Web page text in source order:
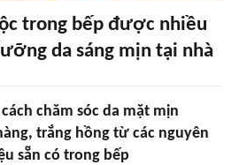
trong bếp được nhiều
da sáng mịn tại nhà
chăm sóc da mặt mịn
trắng hồng từ các nguyên
sẵn có trong bếp